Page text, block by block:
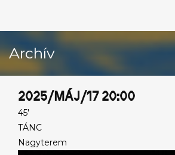
Archív
2025/MÁJ/17 20:00
45'
TÁNC
Nagyterem